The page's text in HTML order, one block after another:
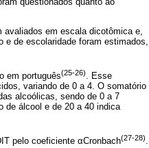
avaliados em escala dicotômica e,
e de escolaridade foram estimados,
em português(25-26)
. Esse
variando de 0 a 4. O somatório
alcoólicas, sendo de 0 a 7
de álcool e de 20 a 40 indica
pelo coeficiente αCronbach(27-28)